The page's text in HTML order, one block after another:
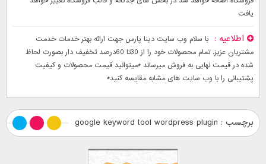
یافت
اطلاعیه
با سلام وب سایت دینا پارس جهت ارائه بهتر خدمات خدمت
مشتریان عزیز. تمام محصولات خود را از 30تا 60درصد تخفیف دار بصورت لحاظ
شده در قیمت نهایی به فروش میرساند *میتوانید قیمت محصولات و کیفیت
پشتیبانی را با وب سایت های مشابه مقایسه کنید*
برچسب : google keyword tool wordpress plugin